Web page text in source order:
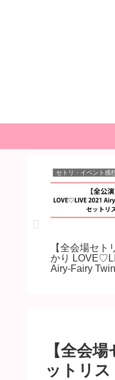
セトリ・イベント感
【全会場セト
かり
Airy-Fairy
【全会
ットリ